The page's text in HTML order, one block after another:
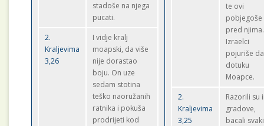
stadoše na njega
pucati.
2.
Kraljevima
3,26
I vidje kralj
moapski, da više
nije dorastao
boju. On uze
sedam stotina
teško naoružanih
ratnika i pokuša
prodrijeti kod
te ovi
pobjegoše
pred
Izraelci
pojuriše da
dotuku
Moapce.
2.
Kraljevima
3,25
Razorili su
gradove,
bacali